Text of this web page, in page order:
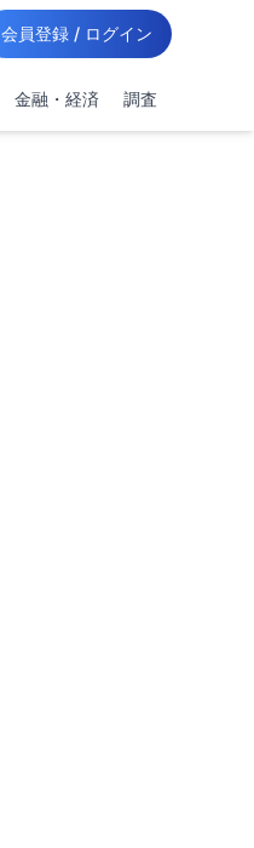
会員登録 / ログイン
金融・経済 調査